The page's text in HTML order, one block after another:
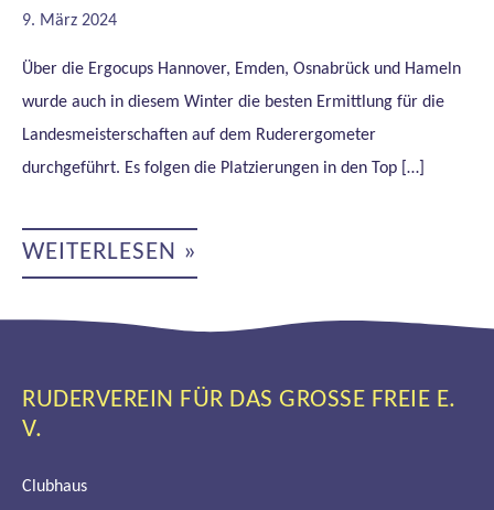
9. März 2024
Über die Ergocups Hannover, Emden, Osnabrück und Hameln
wurde auch in diesem Winter die besten Ermittlung für die
Landesmeisterschaften auf dem Ruderergometer
durchgeführt. Es folgen die Platzierungen in den Top […]
ERGO-
LANDESMEISTERSCHAFTEN
WEITERLESEN »
RUDERVEREIN FÜR DAS GROSSE FREIE E. V
.
Clubhaus